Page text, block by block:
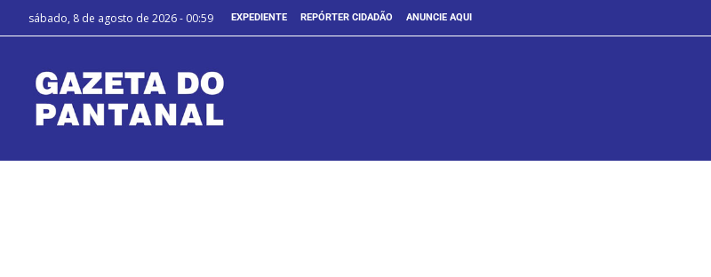
sábado, 8 de agosto de 2026 - 00:59 EXPEDIENTE REPÓRTER CIDADÃO ANUNCIE AQUI